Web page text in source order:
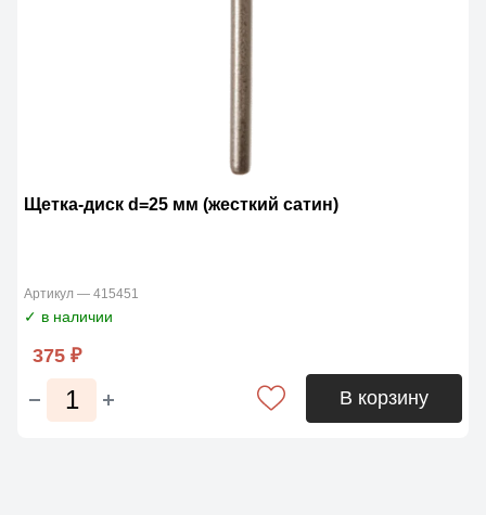
Щетка-диск d=25 мм (жесткий сатин)
Артикул — 415451
✓ в наличии
375 ₽
В корзину